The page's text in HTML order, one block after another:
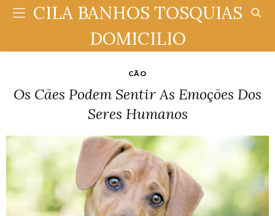
CILA BANHOS TOSQUIAS
DOMICILIO
CÃO
Os Cães Podem Sentir As Emoções Dos
Seres Humanos